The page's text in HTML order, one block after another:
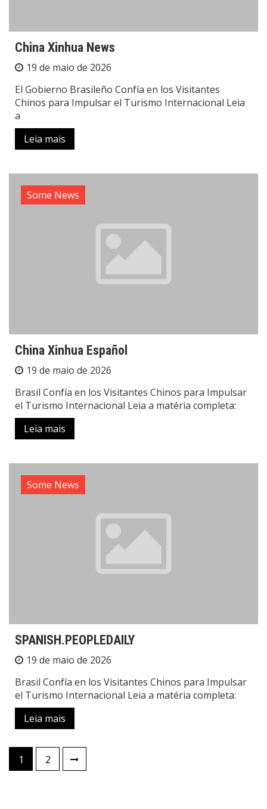
China Xinhua News
19 de maio de 2026
El Gobierno Brasileño Confía en los Visitantes
Chinos para Impulsar el Turismo Internacional Leia
a
Leia mais
Some News
China Xinhua Español
19 de maio de 2026
Brasil Confía en los Visitantes Chinos para Impulsar
el Turismo Internacional Leia a matéria completa:
Leia mais
Some News
SPANISH.PEOPLEDAILY
19 de maio de 2026
Brasil Confía en los Visitantes Chinos para Impulsar
el Turismo Internacional Leia a matéria completa:
Leia mais
1 2